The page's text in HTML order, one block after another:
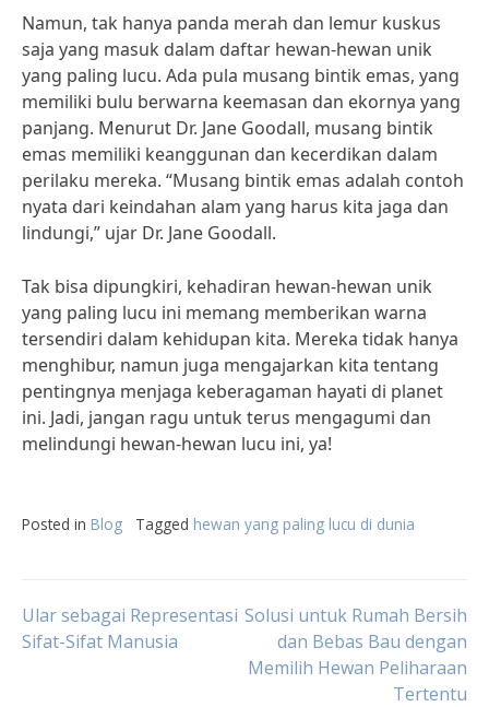
Namun, tak hanya panda merah dan lemur kuskus
saja yang masuk dalam daftar hewan-hewan unik
yang paling lucu. Ada pula musang bintik emas, yang
memiliki bulu berwarna keemasan dan ekornya yang
panjang. Menurut Dr. Jane Goodall, musang bintik
emas memiliki keanggunan dan kecerdikan dalam
perilaku mereka. “Musang bintik emas adalah contoh
nyata dari keindahan alam yang harus kita jaga dan
lindungi,” ujar Dr. Jane Goodall.
Tak bisa dipungkiri, kehadiran hewan-hewan unik
yang paling lucu ini memang memberikan warna
tersendiri dalam kehidupan kita. Mereka tidak hanya
menghibur, namun juga mengajarkan kita tentang
pentingnya menjaga keberagaman hayati di planet
ini. Jadi, jangan ragu untuk terus mengagumi dan
melindungi hewan-hewan lucu ini, ya!
Posted in Blog Tagged hewan yang paling lucu di dunia
Post
Ular sebagai Representasi
Sifat-Sifat Manusia
Solusi untuk Rumah Bersih
dan Bebas Bau dengan
Memilih Hewan Peliharaan
Tertentu